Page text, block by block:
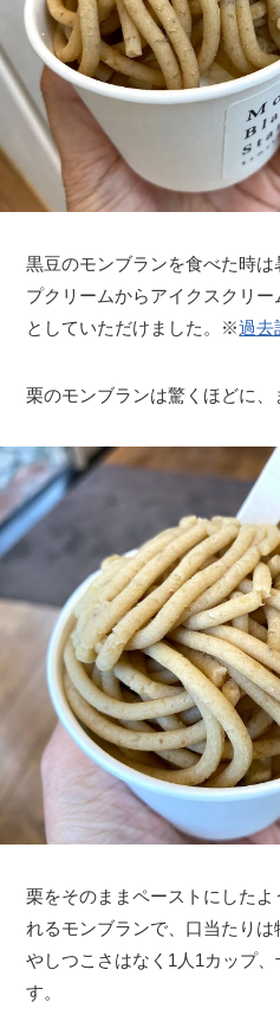
黒豆のモンブランを食べた時
プクリームからアイクスクリ
としていただけました。※過去
栗のモンブランは驚くほどに、
栗をそのままペーストにした
れるモンブランで、口当たり
やしつこさはなく1人1カップ
す。